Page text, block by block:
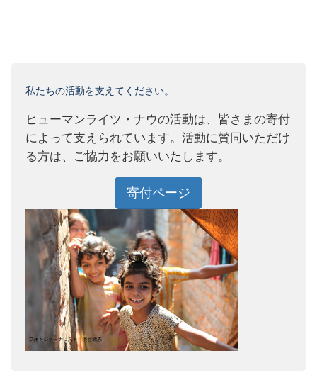
私たちの活動を支えてください。
ヒューマンライツ・ナウの活動は、皆さまの寄付
によって支えられています。活動に賛同いただけ
る方は、ご協力をお願いいたします。
寄付ページ